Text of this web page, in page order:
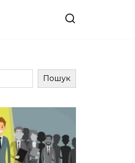
Пошук